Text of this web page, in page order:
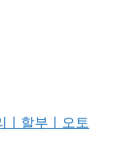
ㅣ할부ㅣ오토